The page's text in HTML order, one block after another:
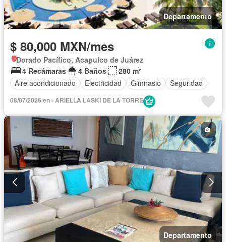
Departamento
$ 80,000 MXN/mes
Dorado Pacífico, Acapulco de Juárez
4 Recámaras
4 Baños
280 m²
Aire acondicionado
Electricidad Gimnasio Seguridad
08/07/2026 en - ARIELLA LASKI DE LA TORRE
Departamento